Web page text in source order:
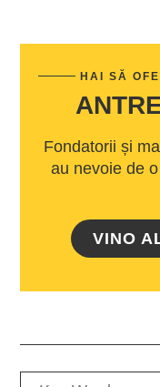
HAI SĂ
Fondatorii și
au nevoie de
VINO